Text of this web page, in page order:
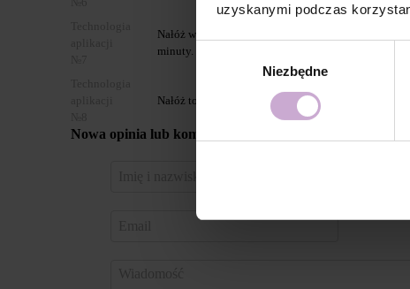
uzyskanymi podczas
Niezbędne
Nałóż wybrany żel wyrównującą warstwą formująć
minuty.
Nałóż topowe wykończenie DNKa’ i utwardzaj przez
Nowa opinia lub komentarz